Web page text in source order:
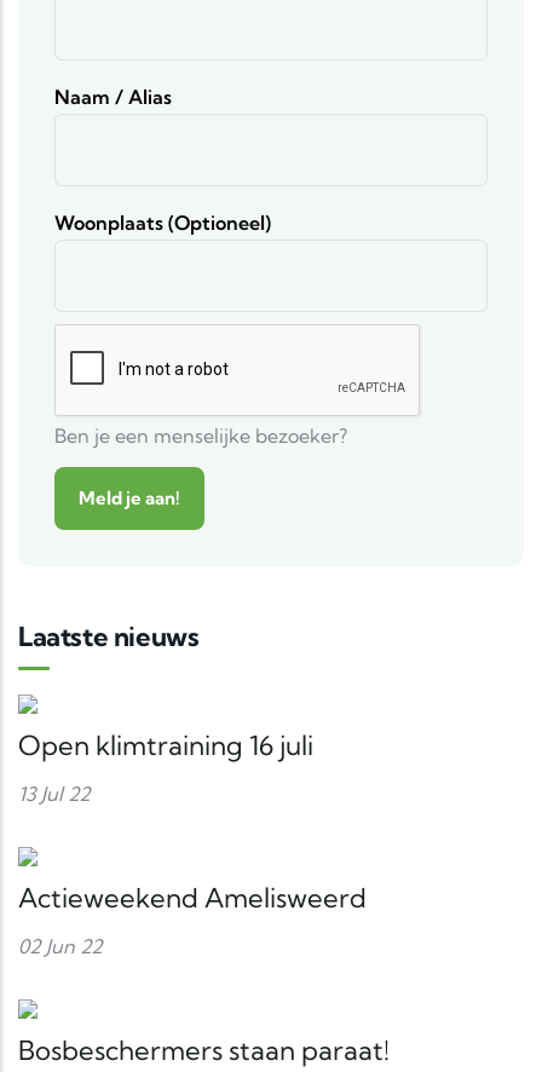
Naam / Alias
Woonplaats (optioneel)
Ben je een menselijke bezoeker?
Laatste nieuws
Open klimtraining 16 juli
13 Jul 22
Actieweekend Amelisweerd
02 Jun 22
Bosbeschermers staan paraat!